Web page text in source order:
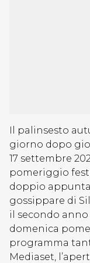
Il palinsesto
giorno dopo
17 settembre
pomeriggio
doppio
gossippare di
il secondo
domenica
programma
Mediaset,